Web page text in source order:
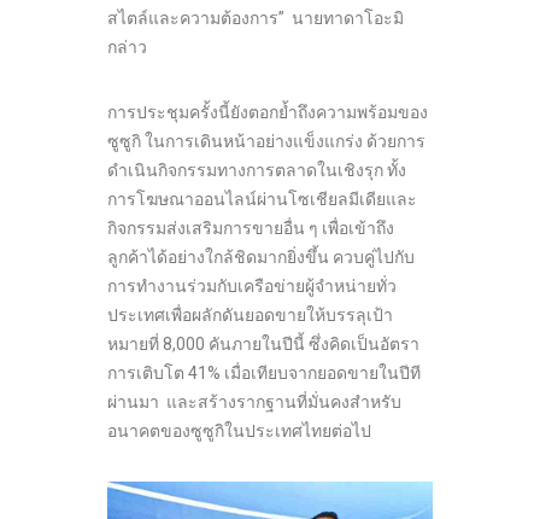
สไตล์และความต้องการ” นายทาดาโอะมิ
กล่าว
การประชุมครั้งนี้ยังตอกย้ำถึงความพร้อมของ
ซูซูกิ ในการเดินหน้าอย่างแข็งแกร่ง ด้วยการ
ดำเนินกิจกรรมทางการตลาดในเชิงรุก ทั้ง
การโฆษณาออนไลน์ผ่านโซเชียลมีเดียและ
กิจกรรมส่งเสริมการขายอื่น ๆ เพื่อเข้าถึง
ลูกค้าได้อย่างใกล้ชิดมากยิ่งขึ้น ควบคู่ไปกับ
การทำงานร่วมกับเครือข่ายผู้จำหน่ายทั่ว
ประเทศเพื่อผลักดันยอดขายให้บรรลุเป้า
หมายที่ 8,000 คันภายในปีนี้ ซึ่งคิดเป็นอัตรา
การเติบโต 41% เมื่อเทียบจากยอดขายในปีที
ผ่านมา และสร้างรากฐานที่มั่นคงสำหรับ
อนาคตของซูซูกิในประเทศไทยต่อไป